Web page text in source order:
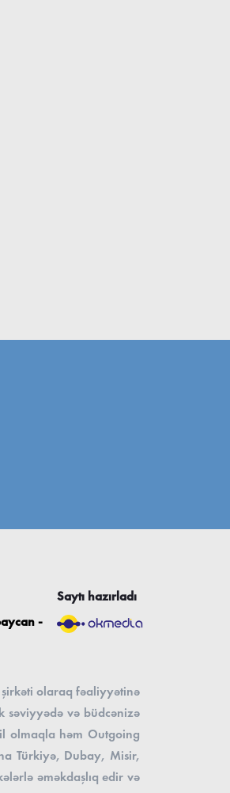
-
Saytı hazırladı
şirkəti olaraq fəaliyyətinə
səviyyədə və büdcənizə
olmaqla həm Outgoing
Türkiyə, Dubay, Misir,
əməkdaşlıq edir və